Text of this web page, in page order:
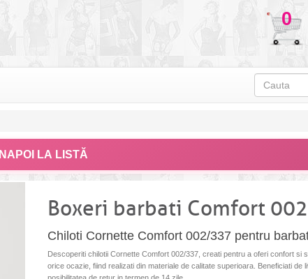
0
ÎNAPOI LA LISTĂ
Boxeri barbati Comfort
Chiloti Cornette Comfort 002/337 pentru
Descoperiti chilotii Cornette Comfort 002/337, creati pentru a oferi confort si
orice ocazie, fiind realizati din materiale de calitate superioara. Beneficiati de